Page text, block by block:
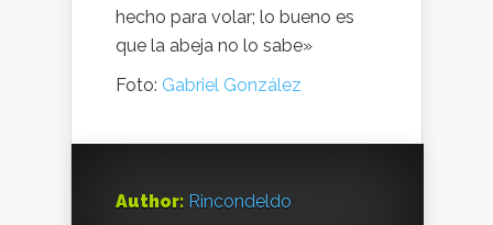
hecho para volar; lo bueno es
que la abeja no lo sabe»
Foto: Gabriel González
Author: Rincondeldo